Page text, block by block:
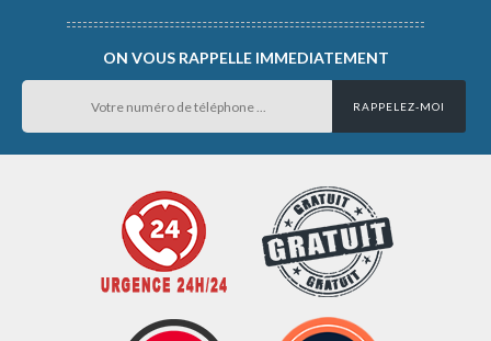
ON VOUS RAPPELLE IMMEDIATEMENT